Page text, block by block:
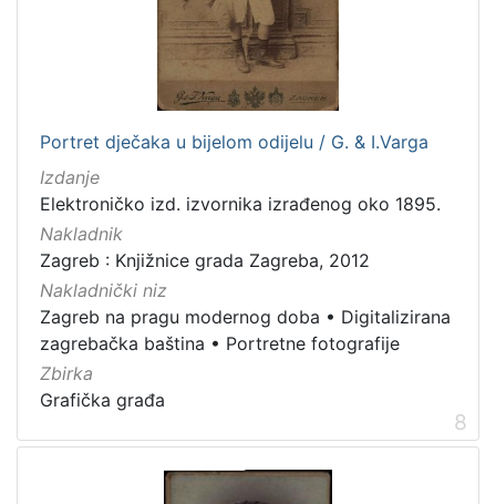
Portret dječaka u bijelom odijelu / G. & I.Varga
Izdanje
Elektroničko izd. izvornika izrađenog oko 1895.
Nakladnik
Zagreb : Knjižnice grada Zagreba, 2012
Nakladnički niz
Zagreb na pragu modernog doba • Digitalizirana
zagrebačka baština • Portretne fotografije
Zbirka
Grafička građa
8